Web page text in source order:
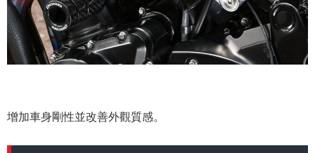
增加車身剛性並改善外觀質感。